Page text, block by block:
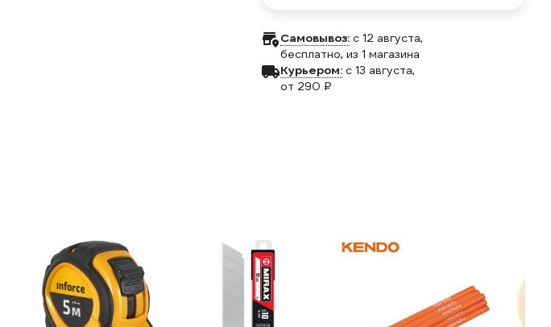
Самовывоз: c 12 августа,
бесплатно, из 1 магазина
Курьером: c 13 августа,
от 290 ₽